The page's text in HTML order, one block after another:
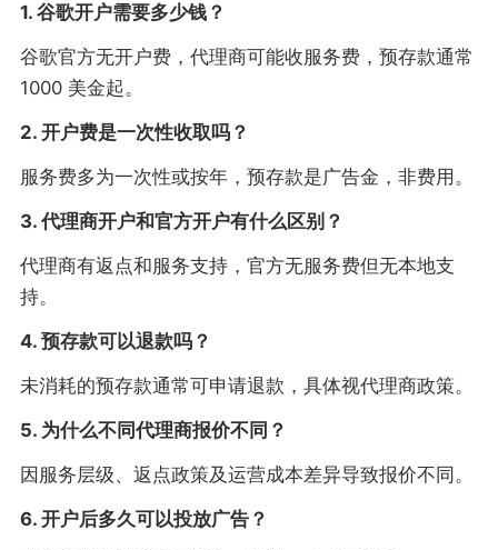
1. 谷歌开户需要多少钱？
谷歌官方无开户费，代理商可能收服务费，预存款通常
1000 美金起。
2. 开户费是一次性收取吗？
服务费多为一次性或按年，预存款是广告金，非费用。
3. 代理商开户和官方开户有什么区别？
代理商有返点和服务支持，官方无服务费但无本地支
持。
4. 预存款可以退款吗？
未消耗的预存款通常可申请退款，具体视代理商政策。
5. 为什么不同代理商报价不同？
因服务层级、返点政策及运营成本差异导致报价不同。
6. 开户后多久可以投放广告？